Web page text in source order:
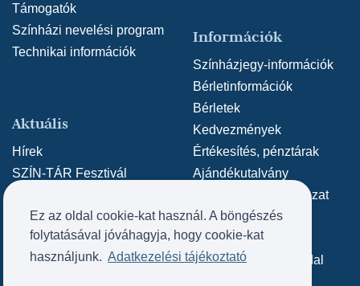
Ez az oldal cookie-kat használ. A böngészés
folytatásával jóváhagyja, hogy cookie-kat
használjunk. Adatkezelési tájékoztató
Támogatók
Színházi nevelési program
Technikai információk
Aktuális
Hírek
SZÍN-TÁR Fesztivál
Információk
Színházjegy-információk
Bérletinformációk
Bérletek
Kedvezmények
Értékesítés, pénztárak
Ajándékutalvány
Adatvédelmi nyilatkozat
Közérdekű adatok
Archív weboldal
Archív SZÍN-TÁR oldal
Kapcsolat